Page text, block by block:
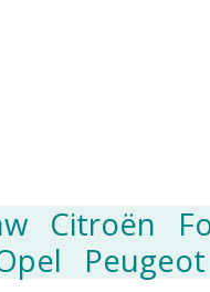
Citroën
Peugeot